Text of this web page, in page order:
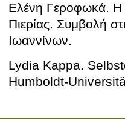
Ελένη Γεροφωκά. Η
Πιερίας. Συμβολή
Ιωαννίνων.
Lydia Kappa
Humboldt-